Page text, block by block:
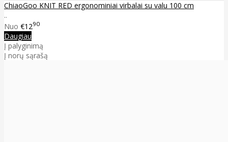
ChiaoGoo KNIT RED ergonominiai virbalai su valu 100 cm
..
Nuo €1290
Daugiau
Į palyginimą
Į norų sąrašą